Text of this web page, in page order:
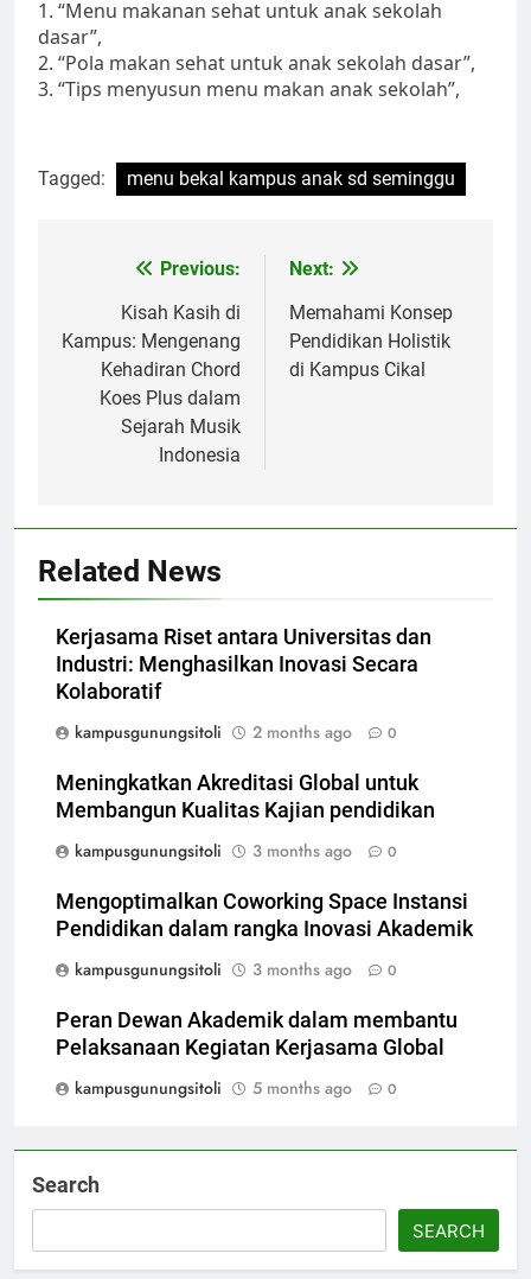
1. “Menu makanan sehat untuk anak sekolah
dasar”,
2. “Pola makan sehat untuk anak sekolah dasar”,
3. “Tips menyusun menu makan anak sekolah”,
Tagged: menu bekal kampus anak sd seminggu
navigation
Previous:
Kisah Kasih di
Kampus: Mengenang
Kehadiran Chord
Koes Plus dalam
Sejarah Musik
Indonesia
Next:
Memahami Konsep
Pendidikan Holistik
di Kampus Cikal
Related News
Kerjasama Riset antara Universitas dan
Industri: Menghasilkan Inovasi Secara
Kolaboratif
kampusgunungsitoli
2 months ago 0
Meningkatkan Akreditasi Global untuk
Membangun Kualitas Kajian pendidikan
kampusgunungsitoli
3 months ago 0
Mengoptimalkan Coworking Space Instansi
Pendidikan dalam rangka Inovasi Akademik
kampusgunungsitoli
3 months ago 0
Peran Dewan Akademik dalam membantu
Pelaksanaan Kegiatan Kerjasama Global
kampusgunungsitoli
5 months ago 0
Search
SEARCH